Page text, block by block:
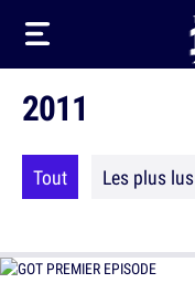
2011
Tout Les plus lus